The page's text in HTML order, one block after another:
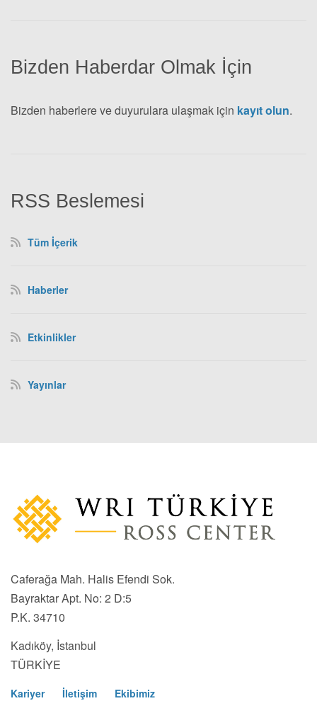
RSS Beslemesi
Tüm İçerik
Haberler
Etkinlikler
Yayınlar
Bizden Haberdar Olmak İçin
Bizden haberlere ve duyurulara ulaşmak için kayıt olun.
Caferağa Mah. Halis Efendi Sok.
Bayraktar Apt. No: 2 D:5
P.K. 34710
Kadıköy, İstanbul
TÜRKİYE
Kariyer İletişim Ekibimiz